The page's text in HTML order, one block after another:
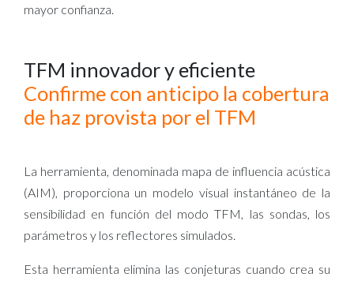
mayor confianza.
TFM innovador y eficiente
Confirme con anticipo la cobertura
de haz provista por el TFM
La herramienta, denominada mapa de influencia acústica
(AIM), proporciona un modelo visual instantáneo de la
sensibilidad en función del modo TFM, las sondas, los
parámetros y los reflectores simulados.
Esta herramienta elimina las conjeturas cuando crea su